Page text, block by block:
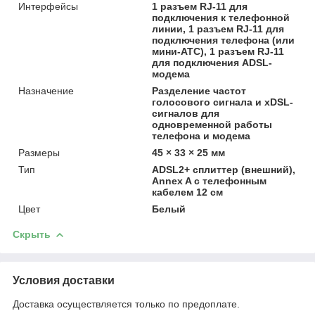
Интерфейсы
1 разъем RJ-11 для
подключения к телефонной
линии, 1 разъем RJ-11 для
подключения телефона (или
мини-АТС), 1 разъем RJ-11
для подключения ADSL-
модема
Назначение
Разделение частот
голосового сигнала и xDSL-
сигналов для
одновременной работы
телефона и модема
Размеры
45 × 33 × 25 мм
Тип
ADSL2+ сплиттер (внешний),
Annex A с телефонным
кабелем 12 см
Цвет
Белый
Скрыть
Условия доставки
Доставка осуществляется только по предоплате.